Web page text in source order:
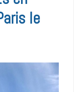
le